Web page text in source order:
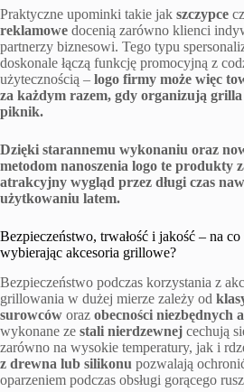
Praktyczne upominki takie jak szczypce
reklamowe docenią zarówno klienci
partnerzy biznesowi. Tego typu
doskonale łączą funkcję promocyjną z
użytecznością – logo firmy może więc
za każdym razem, gdy organizują
piknik.
Dzięki starannemu wykonaniu oraz
metodom nanoszenia logo te produkty
atrakcyjny wygląd przez długi czas
użytkowaniu latem.
Bezpieczeństwo, trwałość i jakość – na
wybierając akcesoria grillowe?
Bezpieczeństwo podczas korzystania z
grillowania w dużej mierze zależy od
surowców oraz obecności niezbędnych
wykonane ze stali nierdzewnej cechują
zarówno na wysokie temperatury, jak i
z drewna lub silikonu pozwalają
oparzeniem podczas obsługi gorącego